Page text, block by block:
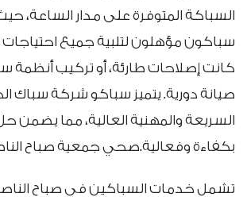
السباكة المتوفرة على مدار الساعة،
سباكون مؤهلون لتلبية جميع احتياجات
كانت إصلاحات طارئة، أو تركيب أنظمة
صيانة دورية. يتميز سباكو شركة سباك
السريعة والمهنية العالية، مما يضمن
بكفاءة وفعالية.صحي جمعية صباح
تشمل خدمات السباكين في صباح